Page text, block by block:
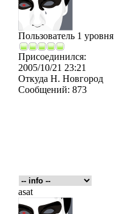
Пользователь 1 уровня
Присоединился:
2005/10/21 23:21
Откуда Н. Новгород
Сообщений: 873
asat